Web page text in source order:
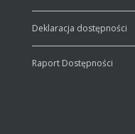
Deklaracja dostępności
Raport Dostępności